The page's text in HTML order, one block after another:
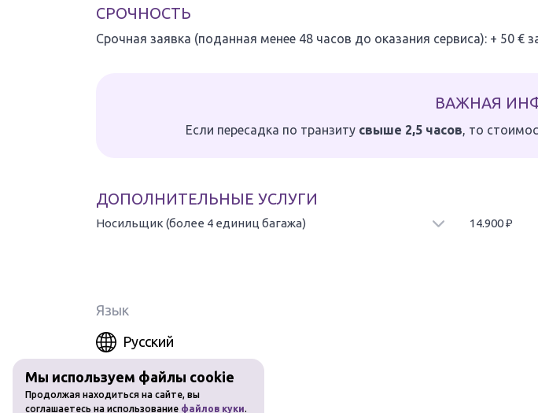
СРОЧНОСТЬ
Срочная заявка (поданная менее 48 часов до оказания сервиса): + 50 €
ВАЖНАЯ
Если пересадка по транзиту свыше 2,5 часов, то
ДОПОЛНИТЕЛЬНЫЕ УСЛУГИ
Носильщик (более 4 единиц багажа) 14.900₽
Мы используем файлы cookie
Продолжая находиться на сайте, вы
соглашаетесь на использование файлов куки.
Язык
Русский